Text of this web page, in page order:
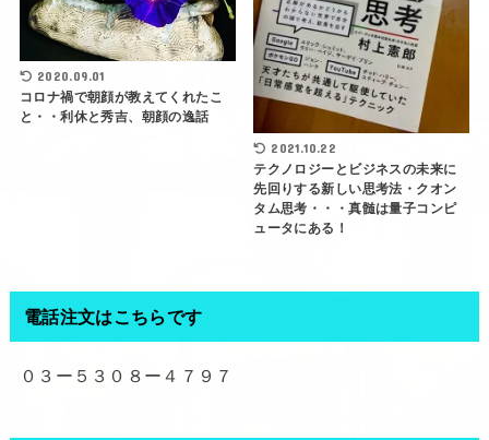
2020.09.01
コロナ禍で朝顔が教えてくれたこ
と・・利休と秀吉、朝顔の逸話
2021.10.22
テクノロジーとビジネスの未来に
先回りする新しい思考法・クオン
タム思考・・・真髄は量子コンピ
ュータにある！
電話注文はこちらです
０３ー５３０８ー４７９７